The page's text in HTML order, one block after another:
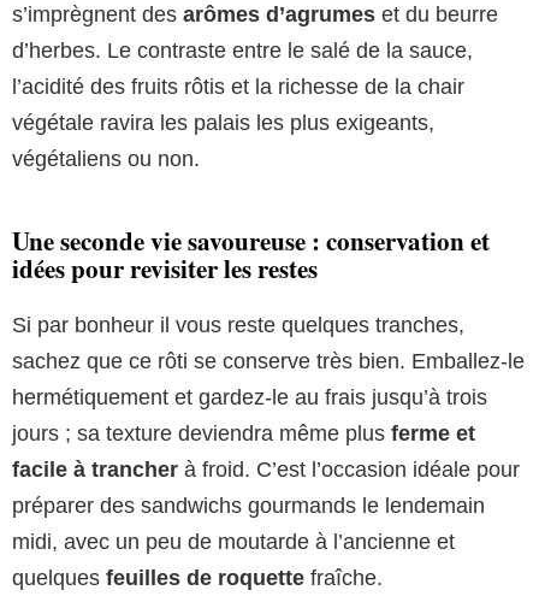
s’imprègnent des arômes d’agrumes et du beurre
d’herbes. Le contraste entre le salé de la sauce,
l’acidité des fruits rôtis et la richesse de la chair
végétale ravira les palais les plus exigeants,
végétaliens ou non.
Une seconde vie savoureuse : conservation et
idées pour revisiter les restes
Si par bonheur il vous reste quelques tranches,
sachez que ce rôti se conserve très bien. Emballez-le
hermétiquement et gardez-le au frais jusqu’à trois
jours ; sa texture deviendra même plus ferme et
facile à trancher à froid. C’est l’occasion idéale pour
préparer des sandwichs gourmands le lendemain
midi, avec un peu de moutarde à l’ancienne et
quelques feuilles de roquette fraîche.